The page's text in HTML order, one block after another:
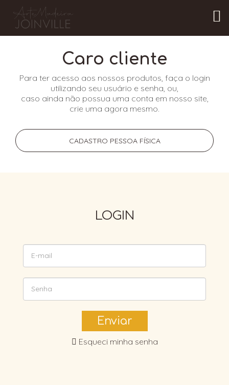
Caro cliente
Para ter acesso aos nossos produtos, faça o login
utilizando seu usuário e senha, ou,
caso ainda não possua uma conta em nosso site,
crie uma agora mesmo.
CADASTRO PESSOA FÍSICA
LOGIN
Enviar
Esqueci minha senha